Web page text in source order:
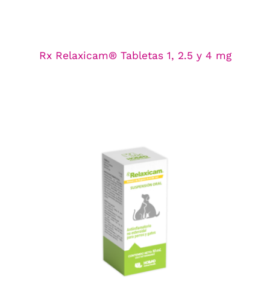
Rx Relaxicam® Tabletas 1, 2.5 y 4 mg
Rx Relaxicam® Suspensión oral
Línea de Antiinflamatorios